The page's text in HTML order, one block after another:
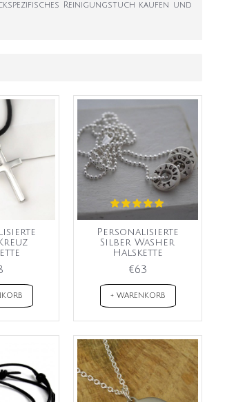
Reinigungstuch kaufen und
Personalisierte
Silber Washer
Halskette
€63
+ WARENKORB